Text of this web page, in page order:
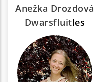
Anežka Drozdová
Dwarsfluitles